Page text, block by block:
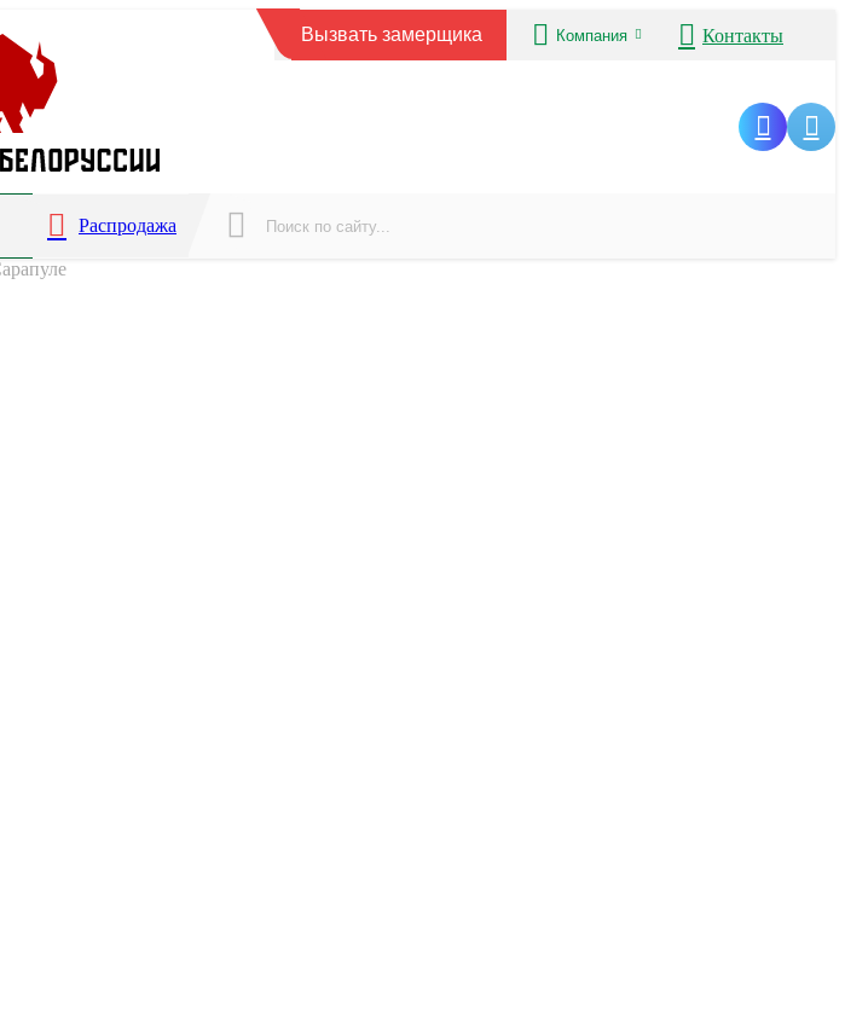
Вызвать замерщика Компания Контакты
Распродажа